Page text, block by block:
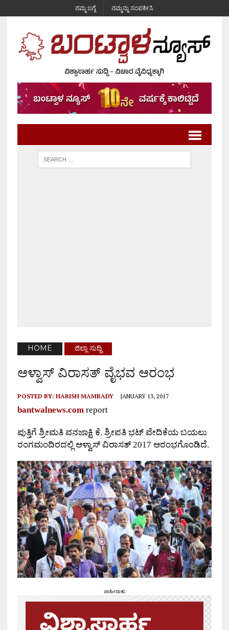
ನಮ್ಮ ಬಗ್ಗೆ ನಮ್ಮನ್ನು ಸಂಪರ್ಕಿಸಿ
HOME ಜಿಲ್ಲಾ ಸುದ್ದಿ
ಆಳ್ವಾಸ್ ವಿರಾಸತ್ ವೈಭವ ಆರಂಭ
POSTED BY: HARISH MAMBADY JANUARY 13, 2017
bantwalnews.comreport
ಪುತ್ತಿಗೆ ಶ್ರೀಮತಿ ವನಜಾಕ್ಷಿ ಕೆ. ಶ್ರೀಪತಿ ಭಟ್ ವೇದಿಕೆಯ ಬಯಲು
ರಂಗಮಂದಿರದಲ್ಲಿ ಆಳ್ವಾಸ್ ವಿರಾಸತ್2017 ಆರಂಭಗೊಂಡಿದೆ.
ಜಾಹೀರಾತು